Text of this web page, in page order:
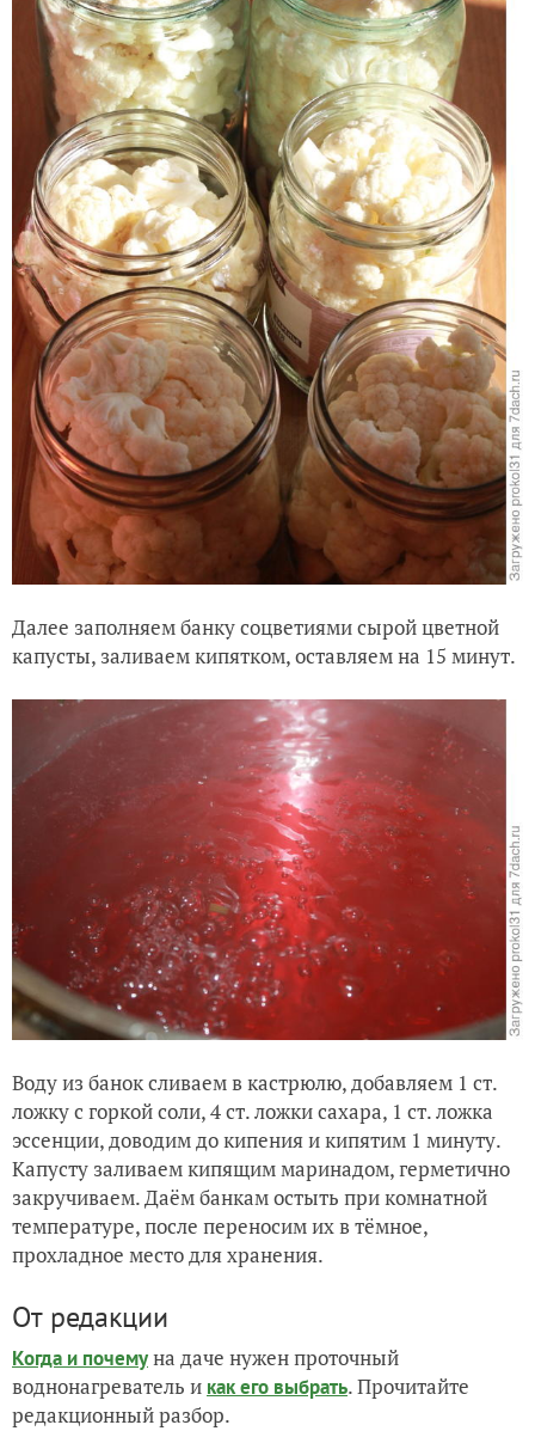
Далее заполняем банку соцветиями сырой цветной
капусты, заливаем кипятком, оставляем на 15 минут.
Воду из банок сливаем в кастрюлю, добавляем 1 ст.
ложку с горкой соли, 4 ст. ложки сахара, 1 ст. ложка
эссенции, доводим до кипения и кипятим 1 минуту.
Капусту заливаем кипящим маринадом, герметично
закручиваем. Даём банкам остыть при комнатной
температуре, после переносим их в тёмное,
прохладное место для хранения.
От редакции
Когда и почемуна даче нужен проточный
воднонагреватель и как его выбрать. Прочитайте
редакционный разбор.